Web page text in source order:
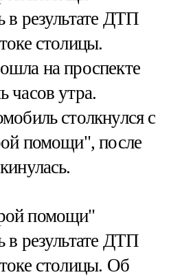
в результате ДТП
столицы.
на проспекте
часов утра.
столкнулся с
помощи", после
помощи"
в результате ДТП
столицы. Об